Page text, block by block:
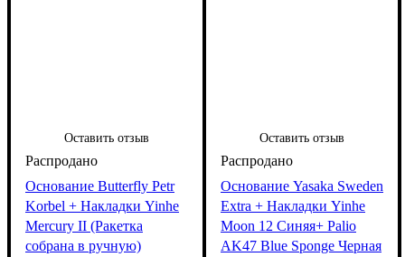
Оставить отзыв
Основание Butterfly Petr
Korbel + Накладки Yinhe
Mercury II (Ракетка
собрана в ручную)
Оставить отзыв
Основание Yasaka Sweden
Extra + Накладки Yinhe
Moon 12 Синяя+ Palio
AK47 Blue Sponge Черная